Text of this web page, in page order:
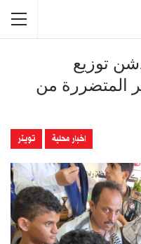
توزيع
المتضررة من
اخبار محلية تويتر